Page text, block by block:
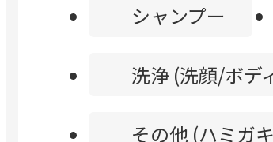
シャンプー
洗浄 (洗顔/ボデ
その他 (ハミガ